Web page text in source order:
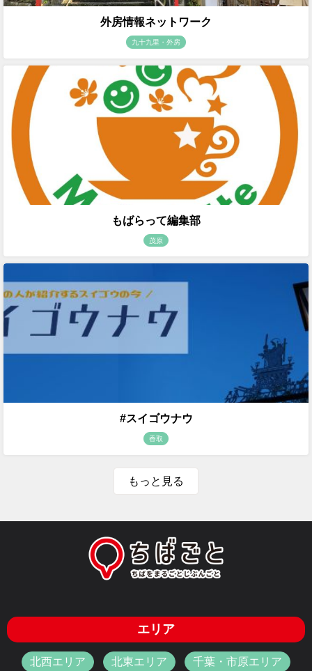
外房情報ネットワーク
九十九里・外房
もばらって編集部
茂原
#スイゴウナウ
香取
もっと見る
エリア
北西エリア 北東エリア 千葉・市原エリア